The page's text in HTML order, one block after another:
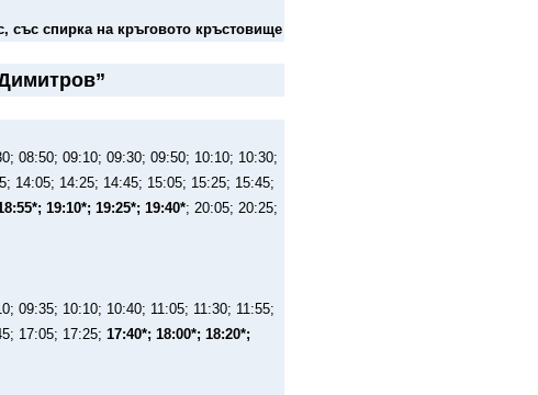
със спирка на кръговото кръстовище
08:50; 09:10; 09:30; 09:50; 10:10; 10:30;
14:05; 14:25; 14:45; 15:05; 15:25; 15:45;
19:10*; 19:25*; 19:40*; 20:05; 20:25;
09:35; 10:10; 10:40; 11:05; 11:30; 11:55;
17:05; 17:25; 17:40*; 18:00*; 18:20*;